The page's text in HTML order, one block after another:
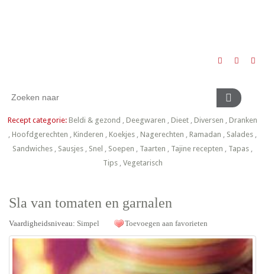
Recept categorie: Beldi & gezond , Deegwaren , Dieet , Diversen , Dranken
, Hoofdgerechten , Kinderen , Koekjes , Nagerechten , Ramadan , Salades ,
Sandwiches , Sausjes , Snel , Soepen , Taarten , Tajine recepten , Tapas ,
Tips, Vegetarisch
Sla van tomaten en garnalen
Vaardigheidsniveau: Simpel Toevoegen aan favorieten